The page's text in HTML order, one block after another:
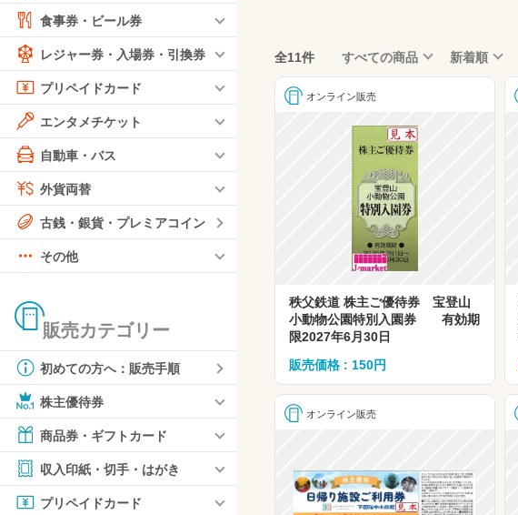
食事券・ビール券
レジャー券・入場券・引換券
プリペイドカード
エンタメチケット
自動車・バス
外貨両替
古銭・銀貨・プレミアコイン
その他
販売カテゴリー
初めての方へ：販売手順
株主優待券
商品券・ギフトカード
収入印紙・切手・はがき
プリペイドカード
全11件 すべての商品 新着順
オンライン販売
秩父鉄道 株主ご優待券 宝登山
小動物公園特別入園券 有効期
限2027年6月30日
販売価格 : 150円
オンライン販売